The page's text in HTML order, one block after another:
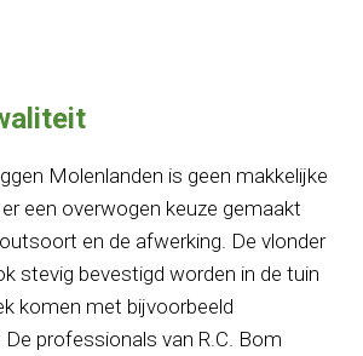
Molenlanden is geen makkelijke
een overwogen keuze gemaakt
en de afwerking. De vlonder
stevig bevestigd worden in de tuin
komen met bijvoorbeeld
professionals van R.C. Bom